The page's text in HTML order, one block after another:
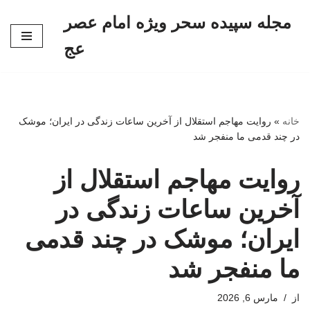
مجله سپیده سحر ویژه امام عصر
عج
خانه » روایت مهاجم استقلال از آخرین ساعات زندگی در ایران؛ موشک
در چند قدمی ما منفجر شد
روایت مهاجم استقلال از
آخرین ساعات زندگی در
ایران؛ موشک در چند قدمی
ما منفجر شد
از مارس 6, 2026